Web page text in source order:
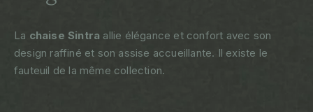
La chaise Sintra allie élégance et confort avec son
design raffiné et son assise accueillante. Il existe le
fauteuil de la même collection.